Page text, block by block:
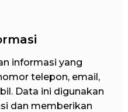
informasi yang
telepon, email,
Data ini digunakan
dan memberikan